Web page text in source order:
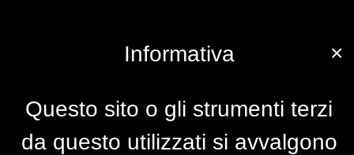
×
Informativa
Questo sito o gli strumenti terzi
da questo utilizzati si avvalgono